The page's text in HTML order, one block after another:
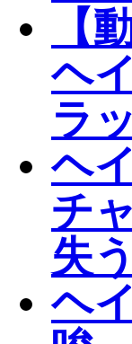
【
ヘ
ラ
ヘ
チ
失う
ヘ